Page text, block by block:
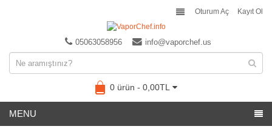
Oturum Aç Kayıt Ol
05063058956 info@vaporchef.us
0 ürün - 0,00TL
MENU